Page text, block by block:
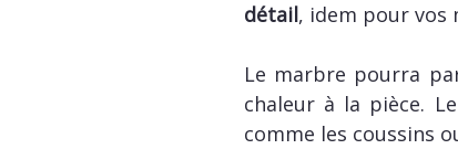
détail, idem pour vos
Le marbre pourra
chaleur à la pièce.
comme les coussins